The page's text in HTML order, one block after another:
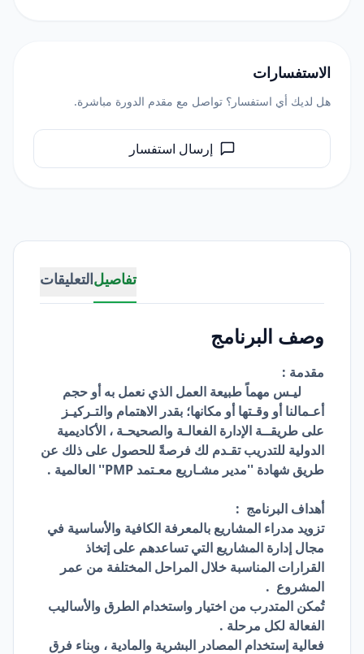
تفاصيلالتعليقات
وصف البرنامج
مقدمة :
ليـس مهماً طبيعة العمل الذي نعمل به أو حجم
أعـمالنا أو وقـتها أو مكانها؛ بقدر الاهتمام والتـركيـز
على طريقــة الإدارة الفعالـة والصحيحـة ، الأكاديمية
الدولية للتدريب تقـدم لك فرصةً للحصول على ذلك عن
طريق شهادة ''مدير مشـاريع معـتمد PMP'' العالمية .
أهداف البرنامج :
تزويد مدراء المشاريع بالمعرفة الكافية والأساسية في
مجال إدارة المشاريع التي تساعدهم على إتخاذ
القرارات المناسبة خلال المراحل المختلفة من عمر
المشروع .
تُمكن المتدرب من اختيار واستخدام الطرق والأساليب
الفعالة لكل مرحلة .
فعالية إستخدام المصادر البشرية والمادية ، وبناء فرق
الاستفسارات
هل لديك أي استفسار؟ تواصل مع مقدم الدورة مباشرة.
إرسال استفسار